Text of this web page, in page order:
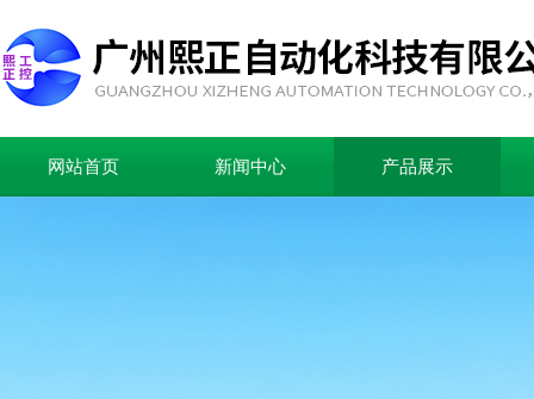
网站首页 新闻中心 产品展示